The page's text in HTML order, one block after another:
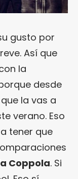
gusto por
Así que
la
desde
la vas a
verano. Eso
tener que
Coppola. Si